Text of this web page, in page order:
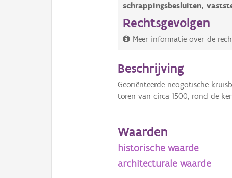
schrappingsbesluiten,
Rechtsgevolgen
Meer informatie over de
Beschrijving
Georiënteerde neogotische
toren van circa 1500, rond de
Waarden
historische waarde
architecturale waarde